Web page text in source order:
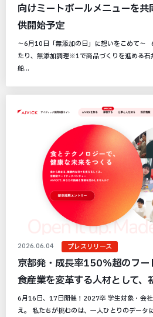
向けミートボールメニューを
供開始予定
～6月10日「無添加の日」に想いをこめて～
たり、無添加調理※1で商品づくりを進める
船...
2026.06.04 プレスリリース
京都発・成長率150％超のフー
食産業を変革する人材として、
6月16日、17日開催！2027卒 学生対象・会
え。 私たちが挑むのは、一人ひとりのデータ